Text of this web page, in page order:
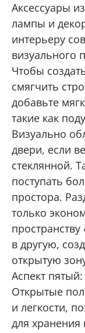
Аксессуары
лампы и
интерьеру
визуального
Чтобы
смягчить
добавьте
такие как
Визуально
двери, если
стеклянной.
поступать
простора.
только
в другую,
открытую
Аспект
Открытые
и легкости,
для хранения